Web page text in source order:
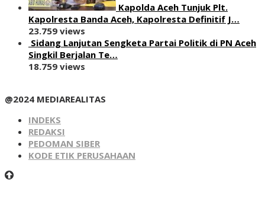
Kapolda Aceh Tunjuk Plt.
Kapolresta Banda Aceh, Kapolresta Definitif J…
23.759 views
Sidang Lanjutan Sengketa Partai Politik di PN Aceh
Singkil Berjalan Te…
18.759 views
@2024 MEDIAREALITAS
INDEKS
REDAKSI
PEDOMAN SIBER
KODE ETIK PERUSAHAAN